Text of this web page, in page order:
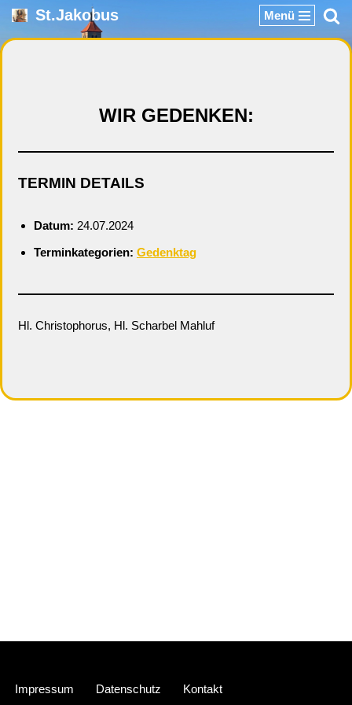
Zum
St.Jakobus Menü
WIR GEDENKEN:
TERMIN DETAILS
Datum: 24.07.2024
Terminkategorien: Gedenktag
Hl. Christophorus, Hl. Scharbel Mahluf
Impressum Datenschutz Kontakt